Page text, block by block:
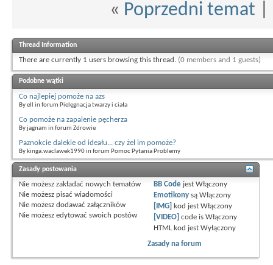
« Poprzedni temat
Thread Information
There are currently 1 users browsing this thread. (0 members and 1 guests)
Podobne wątki
Co najlepiej pomoże na azs
By ell in forum Pielęgnacja twarzy i ciała
Co pomoże na zapalenie pęcherza
By jagnam in forum Zdrowie
Paznokcie dalekie od ideału... czy żel im pomoże?
By kinga.waclawek1990 in forum Pomoc Pytania Problemy
Zasady postowania
Nie możesz zakładać nowych tematów
Nie możesz pisać wiadomości
Nie możesz dodawać załączników
Nie możesz edytować swoich postów
BB Code jestWłączony
Emotikony sąWłączony
[IMG]
kod jestWłączony
[VIDEO] code isWłączony
HTML kod jestWyłączony
Zasady na forum